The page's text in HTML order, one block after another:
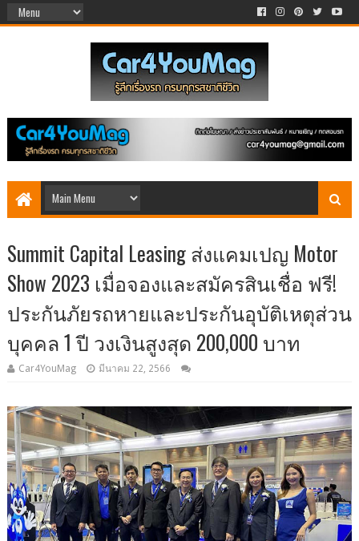
Summit Capital Leasing ส่งแคมเปญ Motor
Show 2023 เมื่อจองและสมัครสินเชื่อ ฟรี!
ประกันภัยรถหายและประกันอุบัติเหตุส่วน
บุคคล 1 ปี วงเงินสูงสุด 200,000 บาท
Car4YouMag มีนาคม 22, 2566